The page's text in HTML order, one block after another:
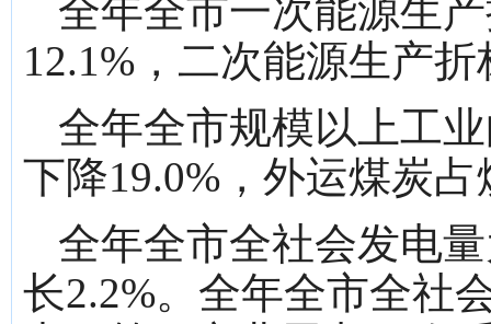
全年全市一次能源生
12.1%，二次能源生产
全年全市规模以上工
下降19.0%，外运煤炭
全年全市全社会发电
长2.2%。全年全市全社